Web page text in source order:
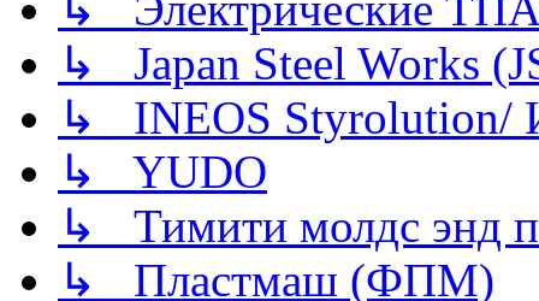
↳ Japan Steel Works
↳ INEOS
↳ YUDO
↳ Тимити молдс энд
↳ Пластмаш (ФПМ)